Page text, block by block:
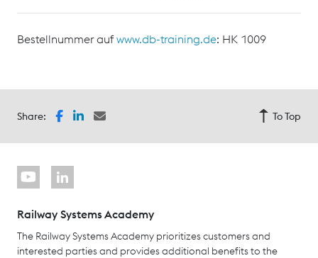
Bestellnummer aufwww.db-training.de: HK 1009
Share: To Top
Railway Systems Academy
The Railway Systems Academy prioritizes customers and
interested parties and provides additional benefits to the